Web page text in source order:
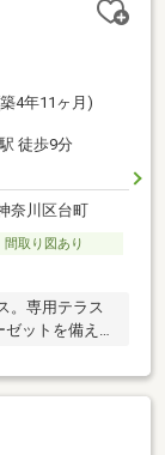
4年11ヶ月)
徒歩9分
奈川区台町
間取り図あり
。専用テラス
ットを備えた